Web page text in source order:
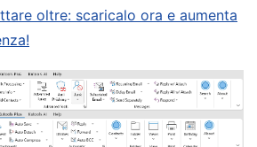
oltre: scaricalo ora e aumenta